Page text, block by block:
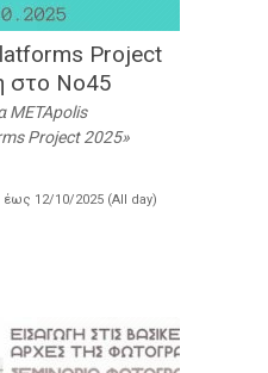
Project
στο No45
METApolis
Project 2025
έως 12/10/2025 (All day)